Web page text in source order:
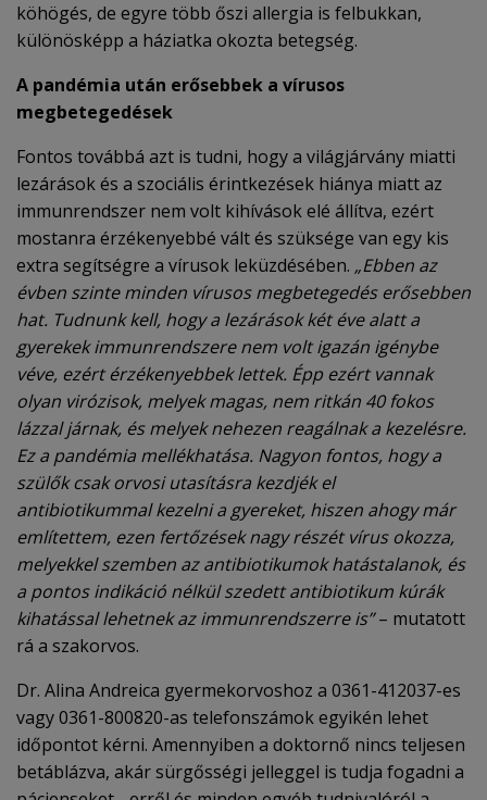
köhögés, de egyre több őszi allergia is felbukkan,
különösképp a háziatka okozta betegség.
A pandémia után erősebbek a vírusos
megbetegedések
Fontos továbbá azt is tudni, hogy a világjárvány miatti
lezárások és a szociális érintkezések hiánya miatt az
immunrendszer nem volt kihívások elé állítva, ezért
mostanra érzékenyebbé vált és szüksége van egy kis
extra segítségre a vírusok leküzdésében. „Ebben az
évben szinte minden vírusos megbetegedés erősebben
hat. Tudnunk kell, hogy a lezárások két éve alatt a
gyerekek immunrendszere nem volt igazán igénybe
véve, ezért érzékenyebbek lettek. Épp ezért vannak
olyan virózisok, melyek magas, nem ritkán 40 fokos
lázzal járnak, és melyek nehezen reagálnak a kezelésre.
Ez a pandémia mellékhatása. Nagyon fontos, hogy a
szülők csak orvosi utasításra kezdjék el
antibiotikummal kezelni a gyereket, hiszen ahogy már
említettem, ezen fertőzések nagy részét vírus okozza,
melyekkel szemben az antibiotikumok hatástalanok, és
a pontos indikáció nélkül szedett antibiotikum kúrák
kihatással lehetnek az immunrendszerre is”– mutatott
rá a szakorvos.
Dr. Alina Andreica gyermekorvoshoz a 0361-412037-es
vagy 0361-800820-as telefonszámok egyikén lehet
időpontot kérni. Amennyiben a doktornő nincs teljesen
betáblázva, akár sürgősségi jelleggel is tudja fogadni a